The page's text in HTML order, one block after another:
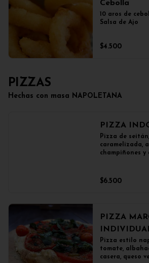
Cebolla
10 aros de
Salsa de Ajo
$4.500
PIZZAS
Hechas con masa NAPOLETANA
PIZZA
Pizza de
caramelizada,
champiñones y
$6.500
PIZZA
Pizza estilo
tomate,
casera, queso